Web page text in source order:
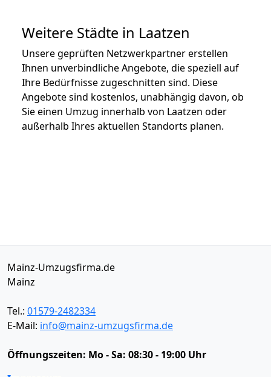
Weitere Städte in Laatzen
Unsere geprüften Netzwerkpartner erstellen
Ihnen unverbindliche Angebote, die speziell auf
Ihre Bedürfnisse zugeschnitten sind. Diese
Angebote sind kostenlos, unabhängig davon, ob
Sie einen Umzug innerhalb von Laatzen oder
außerhalb Ihres aktuellen Standorts planen.
Mainz-Umzugsfirma.de
Mainz
Tel.: 01579-2482334
E-Mail: info@mainz-umzugsfirma.de
Öffnungszeiten: Mo - Sa: 08:30 - 19:00 Uhr